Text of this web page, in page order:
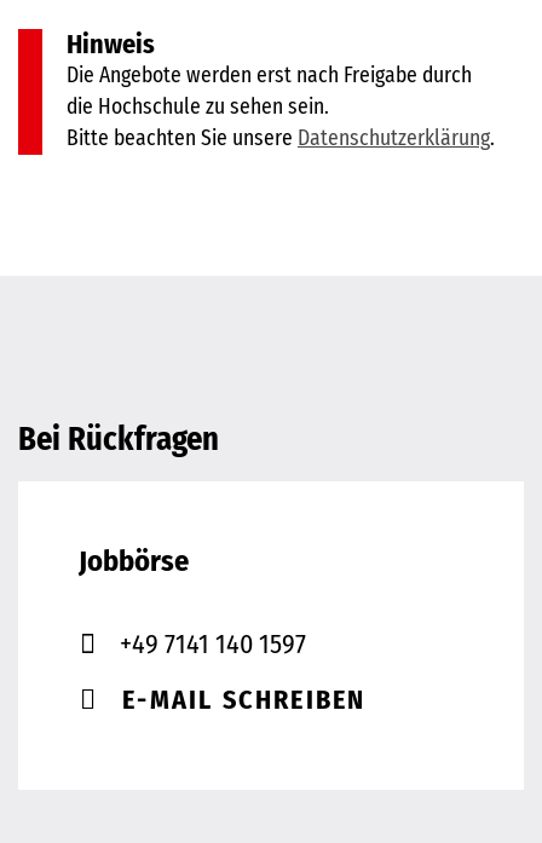
Hinweis
Die Angebote werden erst nach Freigabe durch
die Hochschule zu sehen sein.
Bitte beachten Sie unsere Datenschutzerklärung.
Bei Rückfragen
Jobbörse
+49 7141 140 1597
E-MAIL SCHREIBEN